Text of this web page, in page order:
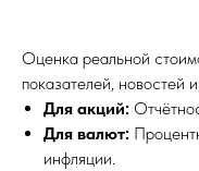
Оценка реальной
показателей, новостей
Для акций:
Для валют:
инфляции.